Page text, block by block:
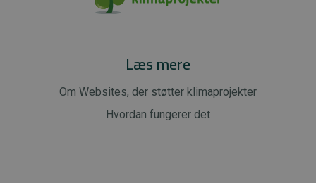
Læs mere
Om Websites, der støtter klimaprojekter
Hvordan fungerer det